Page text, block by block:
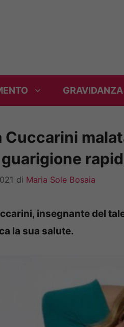
GRAVIDANZA
Cuccarini
di Maria Sole Bosaia
insegnante del
la sua salute.